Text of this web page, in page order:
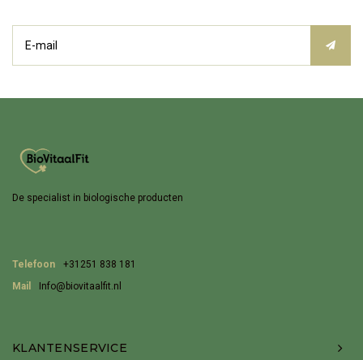
De specialist in biologische producten
Telefoon
+31251 838 181
Mail
Info@biovitaalfit.nl
KLANTENSERVICE